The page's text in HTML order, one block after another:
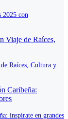
con
Raíces, Cultura y
inspírate en grandes